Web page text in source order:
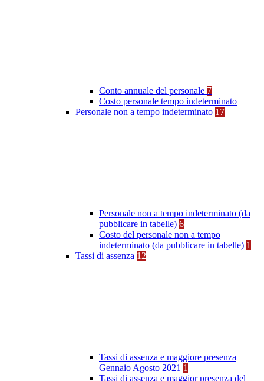
Conto annuale del personale 7
Costo personale tempo indeterminato
Personale non a tempo indeterminato 17
Personale non a tempo indeterminato (da
pubblicare in tabelle) 6
Costo del personale non a tempo
indeterminato (da pubblicare in tabelle) 1
Tassi di assenza 12
Tassi di assenza e maggiore presenza
Gennaio Agosto 2021 1
Tassi di assenza e maggior presenza del